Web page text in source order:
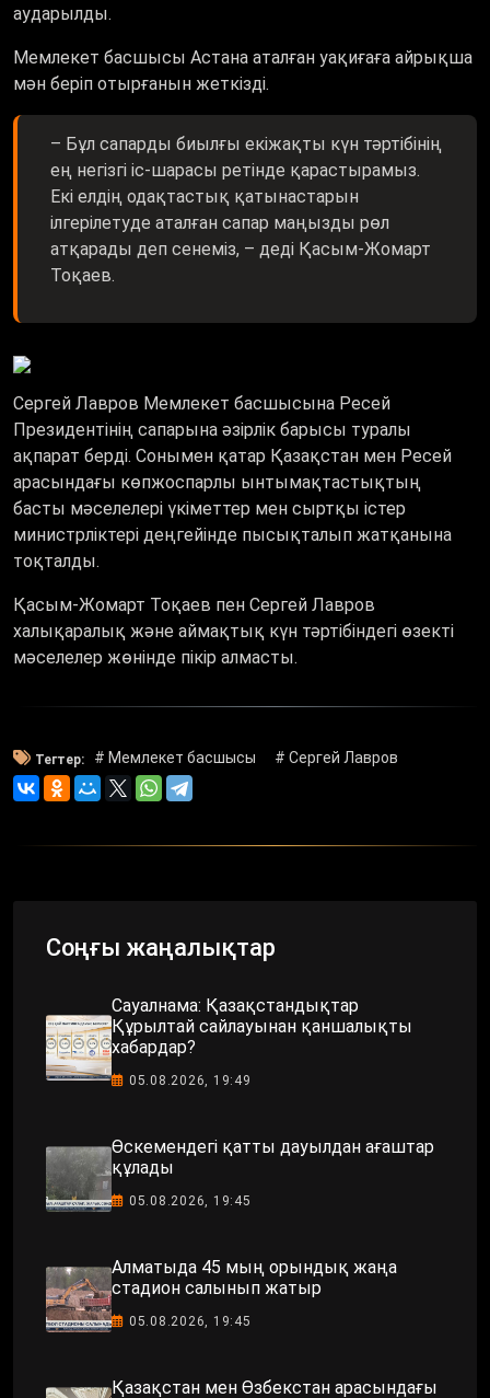
аударылды.
Мемлекет басшысы Астана аталған уақиғаға айрықша
мән беріп отырғанын жеткізді.
– Бұл сапарды биылғы екіжақты күн тәртібінің
ең негізгі іс-шарасы ретінде қарастырамыз.
Екі елдің одақтастық қатынастарын
ілгерілетуде аталған сапар маңызды рөл
атқарады деп сенеміз, – деді Қасым-Жомарт
Тоқаев.
Сергей Лавров Мемлекет басшысына Ресей
Президентінің сапарына әзірлік барысы туралы
ақпарат берді. Сонымен қатар Қазақстан мен Ресей
арасындағы көпжоспарлы ынтымақтастықтың
басты мәселелері үкіметтер мен сыртқы істер
министрліктері деңгейінде пысықталып жатқанына
тоқталды.
Қасым-Жомарт Тоқаев пен Сергей Лавров
халықаралық және аймақтық күн тәртібіндегі өзекті
мәселелер жөнінде пікір алмасты.
Тегтер: # Мемлекет басшысы # Сергей Лавров
Соңғы жаңалықтар
Сауалнама: Қазақстандықтар
Құрылтай сайлауынан қаншалықты
хабардар?
05.08.2026, 19:49
Өскемендегі қатты дауылдан ағаштар
құлады
05.08.2026, 19:45
Алматыда 45 мың орындық жаңа
стадион салынып жатыр
05.08.2026, 19:45
Қазақстан мен Өзбекстан арасындағы